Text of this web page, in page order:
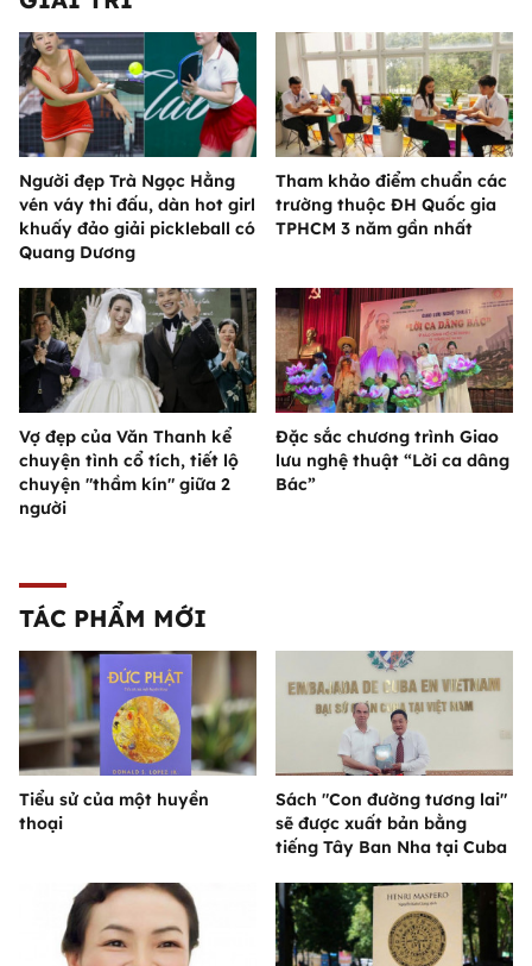
Người đẹp Trà Ngọc Hằng
vén váy thi đấu, dàn hot girl
khuấy đảo giải pickleball có
Quang Dương
Tham khảo điểm chuẩn các
trường thuộc ĐH Quốc gia
TPHCM 3 năm gần nhất
Vợ đẹp của Văn Thanh kể
chuyện tình cổ tích, tiết lộ
chuyện "thầm kín" giữa 2
người
Đặc sắc chương trình Giao
lưu nghệ thuật “Lời ca dâng
Bác”
TÁC PHẨM MỚI
Tiểu sử của một huyền
thoại
Sách "Con đường tương lai"
sẽ được xuất bản bằng
tiếng Tây Ban Nha tại Cuba